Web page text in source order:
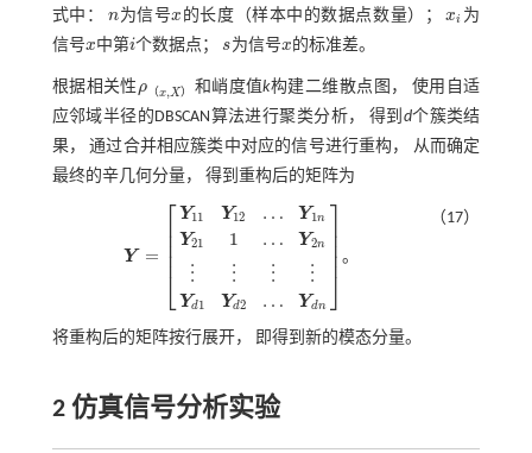
式中： n
n为信号x
x 的长度（样本中的数据点数量）；xi
xi 为
信号x
x 中第i
i个数据点；s
s 为信号x
x 的标准差。
根据相关性 ρ（x, X ）
ρ（x,X）和峭度值k构建二维散点图， 使用自适
应邻域半径的DBSCAN算法进行聚类分析， 得到 d个簇类结
果， 通过合并相应簇类中对应的信号进行重构， 从而确定
最终的辛几何分量， 得到重构后的矩阵为
Y =
⎡
⎣
⎢⎢⎢⎢
Y11
Y21
⋮
Yd1
Y12
1
⋮
Yd2
…
…
⋮
…
Y1n
Y2n
⋮
Ydn
⎤
⎦
⎥⎥⎥⎥ 。
Y= Y11 … Y …Y ⋮ ⋮⋮
（17）
将重构后的矩阵按行展开， 即得到新的模态分量。
2 仿真信号分析实验